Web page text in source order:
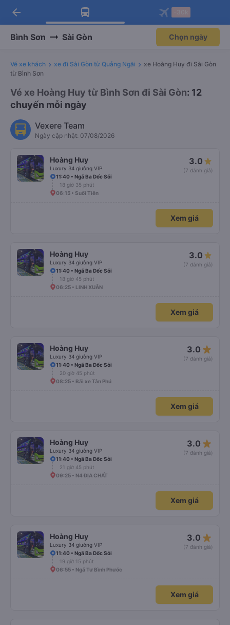
Tải app Vexere ngay!
Nhận ưu đãi thành viên độc
Mở app
Tải app Vexere
-30k/ghế khi đặt vé máy bay qua
Mở app
arrow_back
Bình Sơn Sài Gòn Chọn ngày
Vé xe khách xe đi Sài Gòn từ Quảng Ngãi
xe Hoàng Huy đi Sài Gòn
từ Bình Sơn
Vé xe Hoàng Huy từ Bình Sơn đi Sài Gòn: 12
chuyến mỗi ngày
Vexere Team
Ngày cập nhật: 07/08/2026
Hoàng Huy
Luxury 34 giường VIP
3.0
(7 đánh giá)
11:40 • Ngã Ba Dốc Sỏi
18 giờ 35 phút
06:15 • Suối Tiên
Xem giá
Hoàng Huy
Luxury 34 giường VIP
3.0
(7 đánh giá)
11:40 • Ngã Ba Dốc Sỏi
18 giờ 45 phút
06:25 • LINH XUÂN
Xem giá
Hoàng Huy
Luxury 34 giường VIP
3.0 star_rate
(7 đánh giá)
11:40 • Ngã Ba Dốc Sỏi
20 giờ 45 phút
08:25 • Bãi xe Tân Phú
Xem giá
Hoàng Huy
Luxury 34 giường VIP
3.0 star_rate
(7 đánh giá)
11:40 • Ngã Ba Dốc Sỏi
21 giờ 45 phút
09:25 • N4 ĐỊA CHẤT
Xem giá
Hoàng Huy
Luxury 34 giường VIP
3.0 star_rate
(7 đánh giá)
11:40 • Ngã Ba Dốc Sỏi
19 giờ 15 phút
06:55 • Ngã Tư Bình Phước
Xem giá